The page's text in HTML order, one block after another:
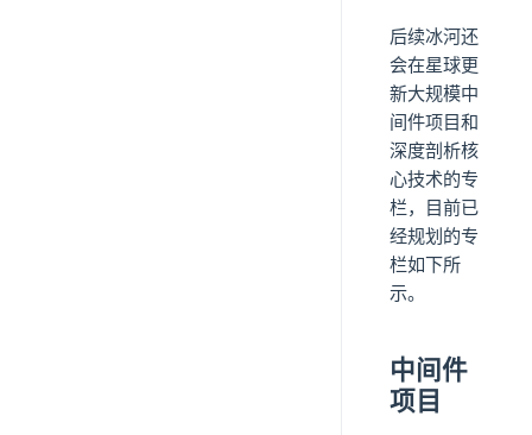
后续冰河还
会在星球更
新大规模中
间件项目和
深度剖析核
心技术的专
栏，目前已
经规划的专
栏如下所
示。
中间件
项目